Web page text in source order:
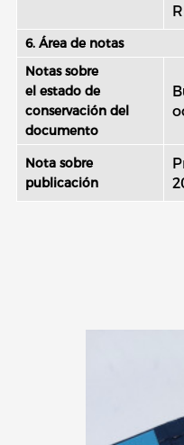
6. Área de notas
Notas sobre
el estado de
conservación del
documento
Nota sobre
publicación